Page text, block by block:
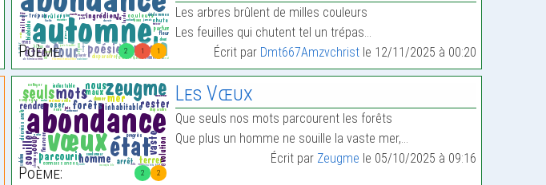
2 1 1
Poème:
Les arbres brûlent de milles couleurs
Les feuilles qui chutent tel un trépas…
Écrit par Dmt667Amzvchrist le 12/11/2025 à 00:20
2 2
Poème:
Les Vœux
Que seuls nos mots parcourent les forêts
Que plus un homme ne souille la vaste mer,…
Écrit par Zeugme le 05/10/2025 à 09:16